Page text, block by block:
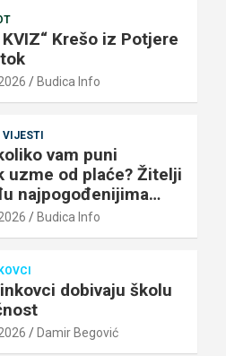
KVIZ“ Krešo iz Potjere
Budica Info
VIJESTI
vam puni
uzme od plaće? Žitelji
najpogođenijima…
Budica Info
dobivaju školu
Damir Begović